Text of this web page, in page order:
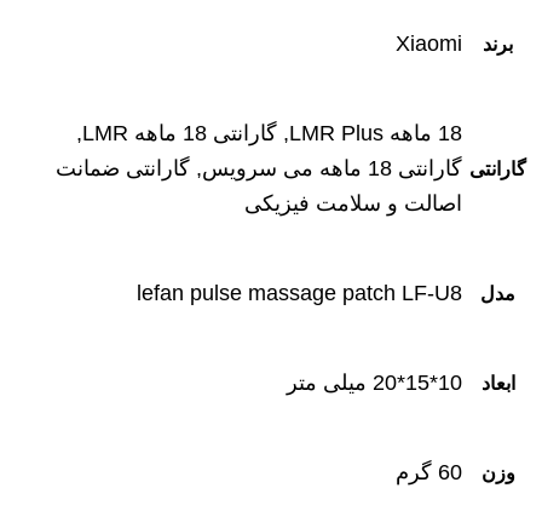
برند Xiaomi
گارانتی
18 ماهه LMR Plus, گارانتی 18 ماهه LMR,
گارانتی 18 ماهه می سرویس, گارانتی ضمانت
اصالت و سلامت فیزیکی
مدل lefan pulse massage patch LF-U8
ابعاد 10*15*20 میلی متر
وزن 60 گرم